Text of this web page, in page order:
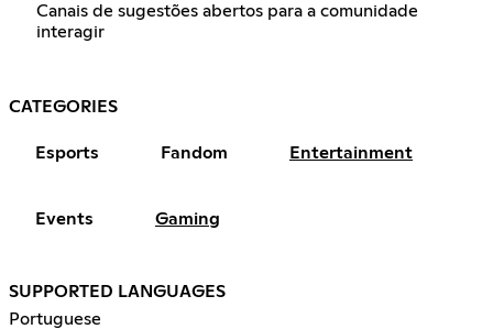
Canais de sugestões abertos para a comunidade
interagir
CATEGORIES
Esports Fandom Entertainment
Events Gaming
SUPPORTED LANGUAGES
Portuguese